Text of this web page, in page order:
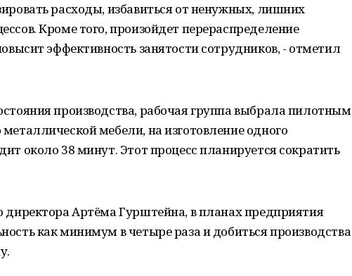
расходы, избавиться от ненужных, лишних
Кроме того, произойдет перераспределение
эффективность занятости сотрудников, - отметил
производства, рабочая группа выбрала пилотным
мебели, на изготовление одного
около 38 минут. Этот процесс планируется сократить
директора Артёма Гурштейна, в планах предприятия
как минимум в четыре раза и добиться производства